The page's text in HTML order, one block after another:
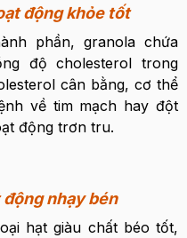
động khỏe tốt
phần, granola chứa
độ cholesterol trong
cân bằng, cơ thể
về tim mạch hay đột
động trơn tru.
nhạy bén
hạt giàu chất béo tốt,